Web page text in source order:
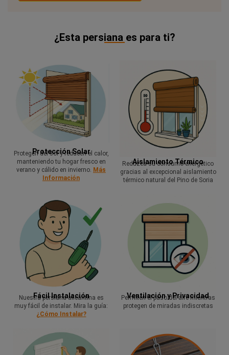
¿Esta persiana es para ti?
Protección Solar
Protegen del sol y reducen el calor,
manteniendo tu hogar fresco en
verano y cálido en invierno. Más
Información
Aislamiento Térmico
Reduzca su consumo energético
gracias al excepcional aislamiento
térmico natural del Pino de Soria
Fácil Instalación
Nuestra persiana alicantina es
muy fácil de instalar. Mira la guía:
¿Cómo Instalar?
Ventilación y Privacidad
Permiten el paso del aire mientras
protegen de miradas indiscretas